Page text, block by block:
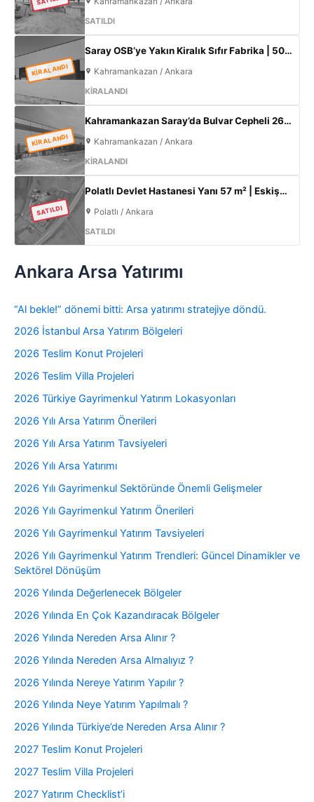
SATILDI
KİRALANDI
Saray OSB’ye Yakın Kiralık Sıfır Fabrika | 500 m² Kapalı Alan | 60 kW Elektrik | Müstakil
Kahramankazan / Ankara
KİRALANDI
KİRALANDI
Kahramankazan Saray’da Bulvar Cepheli 2600 m² Kiralık Fabrika | 400 KW Enerji | Ofisli Üretim Tesisi
Kahramankazan / Ankara
KİRALANDI
SATILDI
Polatlı Devlet Hastanesi Yanı 57 m² | Eskişehir Yolu Cepheli | Ticari+Konut İmarlı Arsa
Polatlı / Ankara
SATILDI
Ankara Arsa Yatırımı
“Al bekle!” dönemi bitti: Arsa yatırımı stratejiye döndü.
2026 İstanbul Arsa Yatırım Bölgeleri
2026 Teslim Konut Projeleri
2026 Teslim Villa Projeleri
2026 Türkiye Gayrimenkul Yatırım Lokasyonları
2026 Yılı Arsa Yatırım Önerileri
2026 Yılı Arsa Yatırım Tavsiyeleri
2026 Yılı Arsa Yatırımı
2026 Yılı Gayrimenkul Sektöründe Önemli Gelişmeler
2026 Yılı Gayrimenkul Yatırım Önerileri
2026 Yılı Gayrimenkul Yatırım Tavsiyeleri
2026 Yılı Gayrimenkul Yatırım Trendleri: Güncel Dinamikler ve
Sektörel Dönüşüm
2026 Yılında Değerlenecek Bölgeler
2026 Yılında En Çok Kazandıracak Bölgeler
2026 Yılında Nereden Arsa Alınır ?
2026 Yılında Nereden Arsa Almalıyız ?
2026 Yılında Nereye Yatırım Yapılır ?
2026 Yılında Neye Yatırım Yapılmalı ?
2026 Yılında Türkiye’de Nereden Arsa Alınır ?
2027 Teslim Konut Projeleri
2027 Teslim Villa Projeleri
2027 Yatırım Checklist’i